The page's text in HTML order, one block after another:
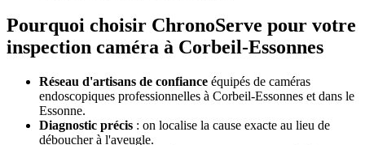
Pourquoi choisir ChronoServe pour votre
inspection caméra à Corbeil-Essonnes
Réseau d'artisans de confiance équipés de caméras
endoscopiques professionnelles à Corbeil-Essonnes et dans le
Essonne.
Diagnostic précis : on localise la cause exacte au lieu de
déboucher à l'aveugle.